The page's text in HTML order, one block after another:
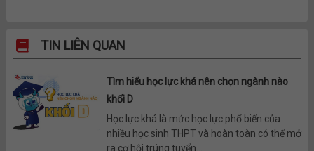
TIN LIÊN QUAN
Tìm hiểu học lực khá nên chọn ngành nào
khối D
Học lực khá là mức học lực phổ biến của
nhiều học sinh THPT và hoàn toàn có thể mở
ra cơ hội trúng tuyển...